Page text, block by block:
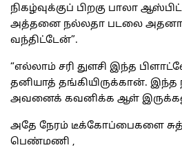
நிகழ்வுக்குப் பிறகு பாலா
அத்தனை நல்லதா படலை
வந்திட்டேன்”.
“எல்லாம் சரி துளசி இந்த
தனியாத் தங்கியிருக்கான்.
அவனைக் கவனிக்க ஆள்
அதே நேரம் டீக்கோப்பைகளை
பெண்மணி ,